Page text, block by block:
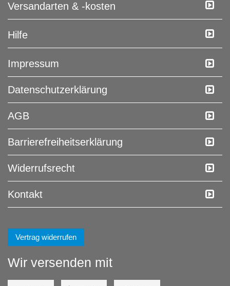
Versandarten & -kosten
Hilfe
Impressum
Daten­schutz­erklärung
AGB
Barrierefreiheitserklärung
Widerrufs­recht
Kontakt
Vertrag widerrufen
Wir versenden mit